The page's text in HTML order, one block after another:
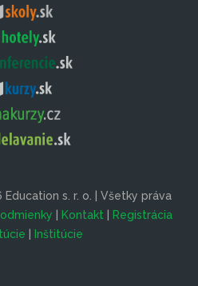
s. r. o. | Všetky práva
Kontakt
Registrácia
Inštitúcie